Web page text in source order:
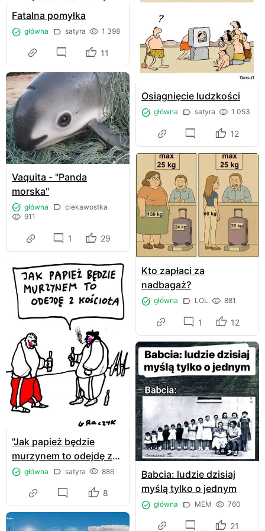
Fatalna pomyłka
główna satyra 1 398
11
Osiągnięcie ludzkości
główna satyra 1 053
12
Vaquita - "Panda
morska"
główna
ciekawostka
911
1 29
Kto zapłaci za
nadbagaż?
główna LOL 881
1 12
"Jak papież będzie
murzynem to odejdę z
kościoła"
główna satyra 886
8
Babcia: ludzie dzisiaj
myślą tylko o jednym
główna MEM 760
21